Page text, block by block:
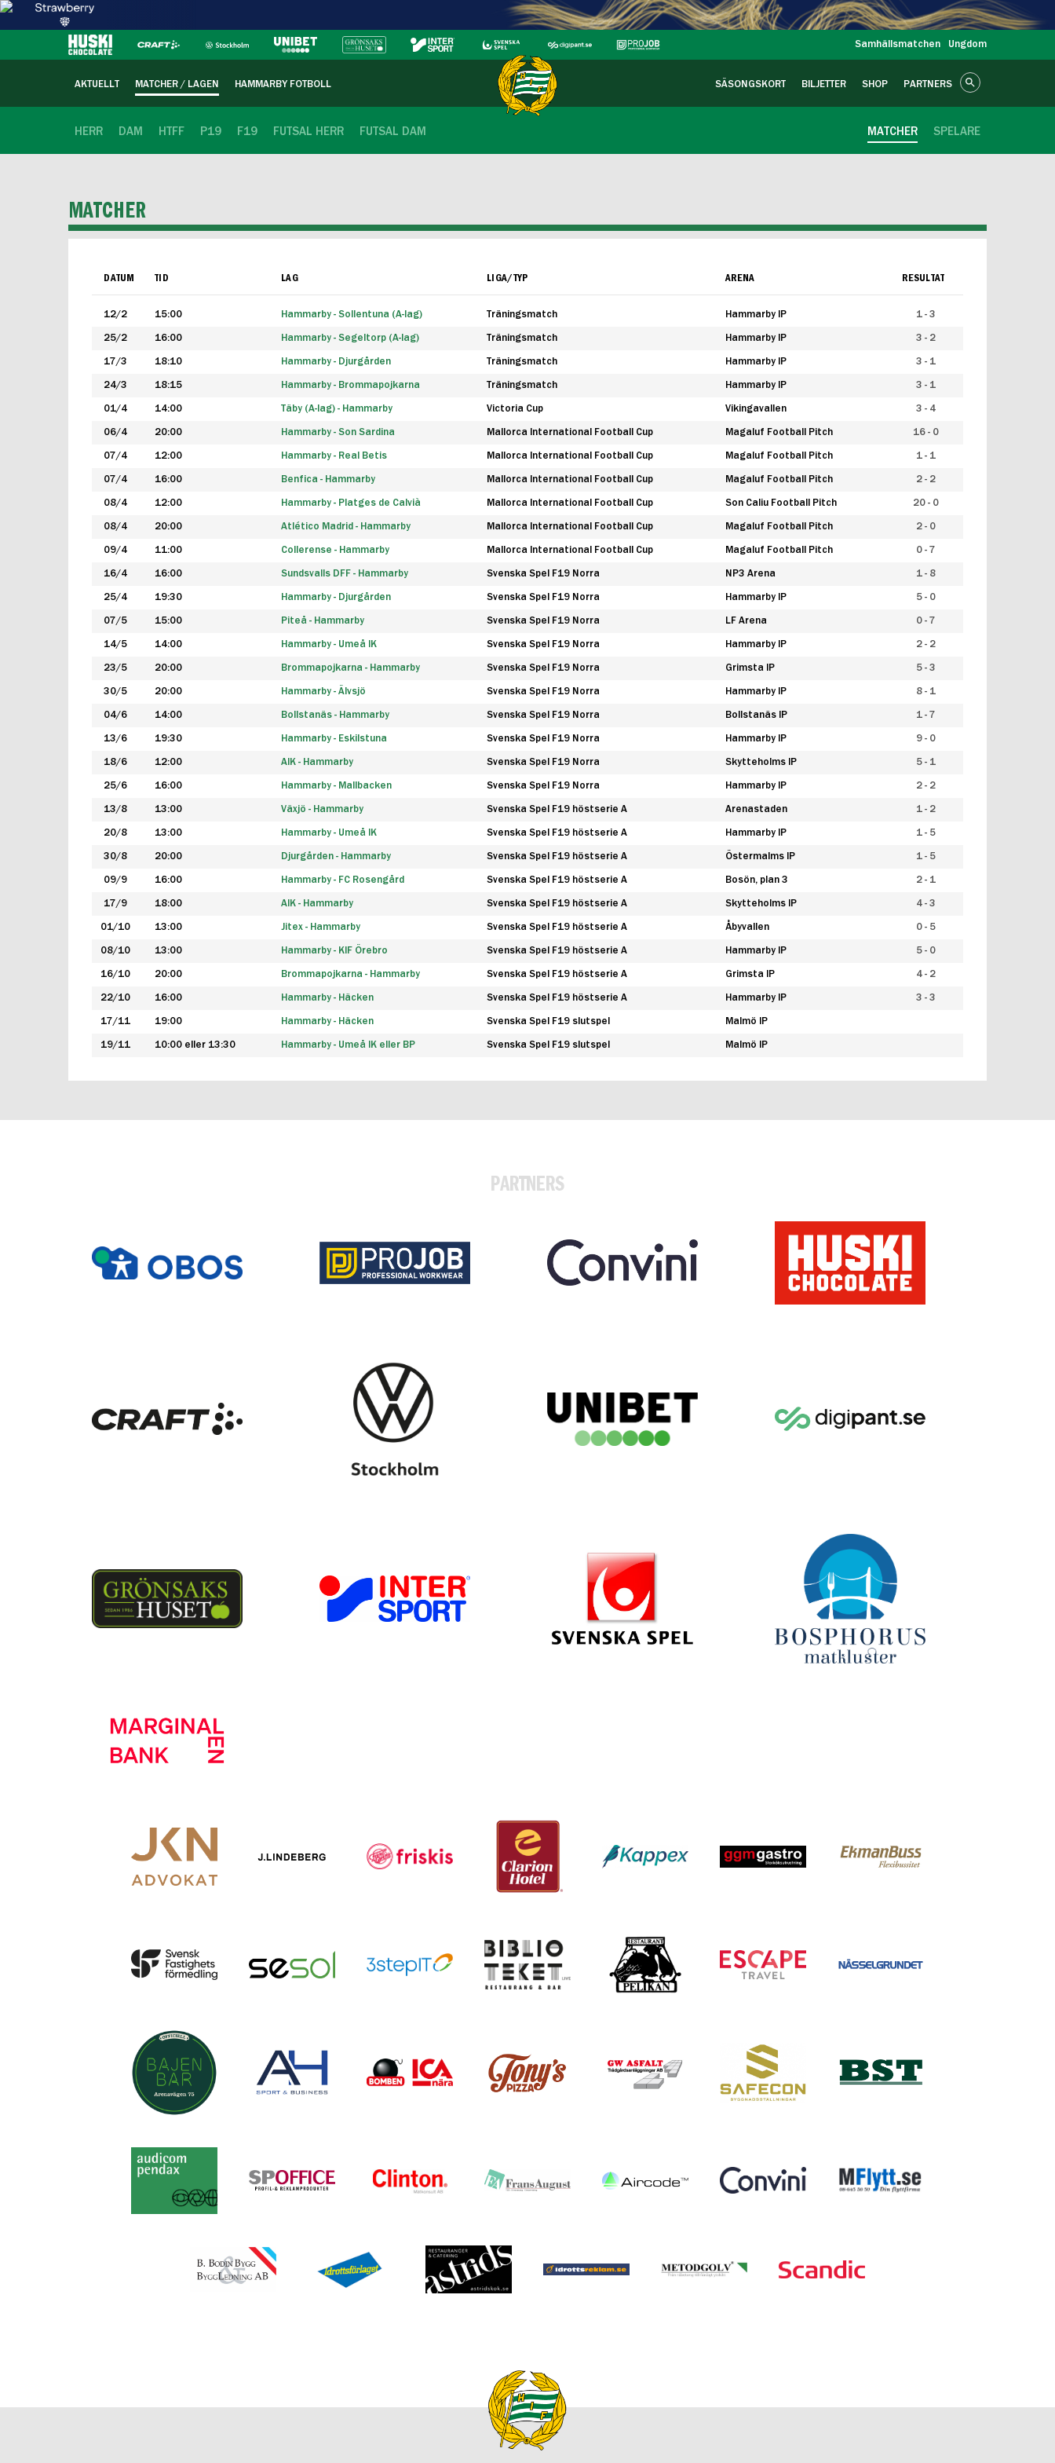
Samhällsmatchen Ungdom
AKTUELLT MATCHER / LAGEN HAMMARBY FOTBOLL SÄSONGSKORT BILJETTER SHOP PARTNERS
HERR DAM HTFF P19 F19 FUTSAL HERR FUTSAL DAM SPELARE
MATCHER
MATCHER
DATUM TID LAG LIGA/TYP ARENA RESULTAT
12/2 15:00 Hammarby - Sollentuna (A-lag) Träningsmatch Hammarby IP 1 - 3
25/2 16:00 Hammarby - Segeltorp (A-lag) Träningsmatch Hammarby IP 3 - 2
17/3 18:10 Hammarby - Djurgården Träningsmatch Hammarby IP 3 - 1
24/3 18:15 Hammarby - Brommapojkarna Träningsmatch Hammarby IP 3 - 1
01/4 14:00 Täby (A-lag) - Hammarby Victoria Cup Vikingavallen 3 - 4
06/4 20:00 Hammarby - Son Sardina Mallorca International Football Cup Magaluf Football Pitch 16 - 0
07/4 12:00 Hammarby - Real Betis Mallorca International Football Cup Magaluf Football Pitch 1 - 1
07/4 16:00 Benfica - Hammarby Mallorca International Football Cup Magaluf Football Pitch 2 - 2
08/4 12:00 Hammarby - Platges de Calvià Mallorca International Football Cup Son Caliu Football Pitch 20 - 0
08/4 20:00 Atlético Madrid - Hammarby Mallorca International Football Cup Magaluf Football Pitch 2 - 0
09/4 11:00 Collerense - Hammarby Mallorca International Football Cup Magaluf Football Pitch 0 - 7
16/4 16:00 Sundsvalls DFF - Hammarby Svenska Spel F19 Norra NP3 Arena 1 - 8
25/4 19:30 Hammarby - Djurgården Svenska Spel F19 Norra Hammarby IP 5 - 0
07/5 15:00 Piteå - Hammarby Svenska Spel F19 Norra LF Arena 0 - 7
14/5 14:00 Hammarby - Umeå IK Svenska Spel F19 Norra Hammarby IP 2 - 2
23/5 20:00 Brommapojkarna - Hammarby Svenska Spel F19 Norra Grimsta IP 5 - 3
30/5 20:00 Hammarby - Älvsjö Svenska Spel F19 Norra Hammarby IP 8 - 1
04/6 14:00 Bollstanäs - Hammarby Svenska Spel F19 Norra Bollstanäs IP 1 - 7
13/6 19:30 Hammarby - Eskilstuna Svenska Spel F19 Norra Hammarby IP 9 - 0
18/6 12:00 AIK - Hammarby Svenska Spel F19 Norra Skytteholms IP 5 - 1
25/6 16:00 Hammarby - Mallbacken Svenska Spel F19 Norra Hammarby IP 2 - 2
13/8 13:00 Växjö - Hammarby Svenska Spel F19 höstserie A Arenastaden 1 - 2
20/8 13:00 Hammarby - Umeå IK Svenska Spel F19 höstserie A Hammarby IP 1 - 5
30/8 20:00 Djurgården - Hammarby Svenska Spel F19 höstserie A Östermalms IP 1 - 5
09/9 16:00 Hammarby - FC Rosengård Svenska Spel F19 höstserie A Bosön, plan 3 2 - 1
17/9 18:00 AIK - Hammarby Svenska Spel F19 höstserie A Skytteholms IP 4 - 3
01/10 13:00 Jitex - Hammarby Svenska Spel F19 höstserie A Åbyvallen 0 - 5
08/10 13:00 Hammarby - KIF Örebro Svenska Spel F19 höstserie A Hammarby IP 5 - 0
16/10 20:00 Brommapojkarna - Hammarby Svenska Spel F19 höstserie A Grimsta IP 4 - 2
22/10 16:00 Hammarby - Häcken Svenska Spel F19 höstserie A Hammarby IP 3 - 3
17/11 19:00 Hammarby - Häcken Svenska Spel F19 slutspel Malmö IP
19/11 10:00 eller 13:30 Hammarby - Umeå IK eller BP Svenska Spel F19 slutspel Malmö IP
PARTNERS